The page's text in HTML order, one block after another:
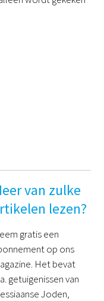
van zulke
lezen?
gratis een
op ons
Het bevat
getuigenissen van
Joden,